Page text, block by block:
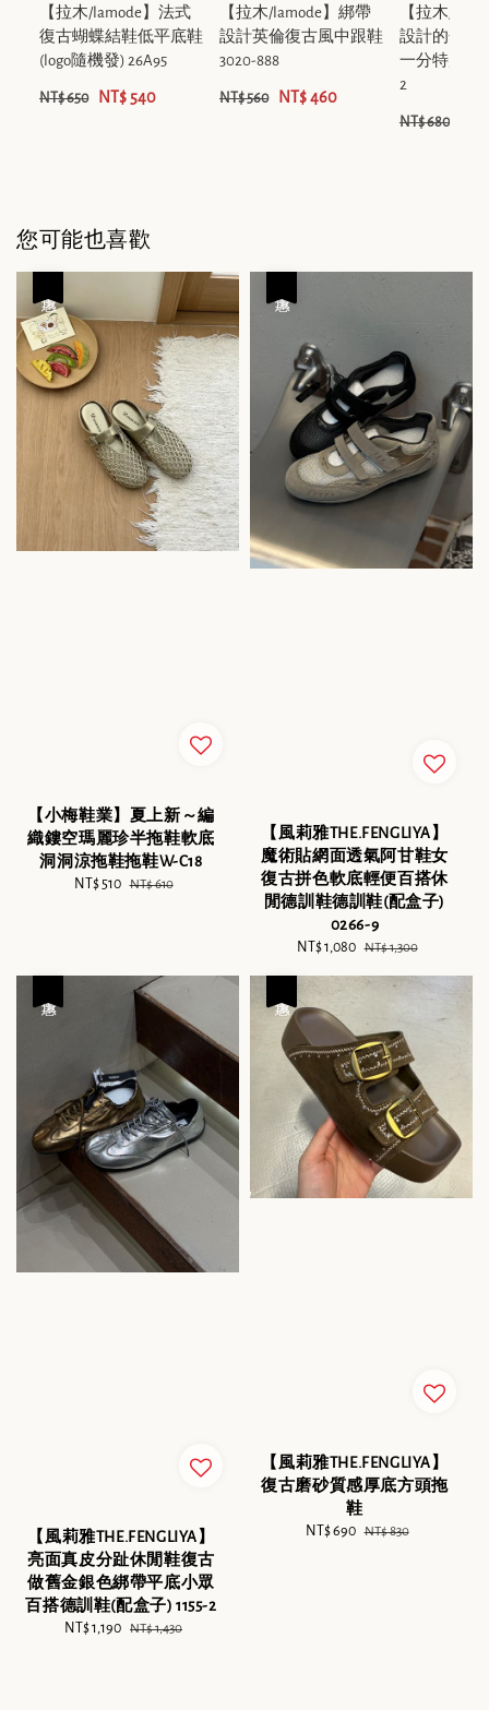
【拉木/lamode】法式
復古蝴蝶結鞋低平底鞋
(logo隨機發) 26A95
NT$ 650 NT$ 540
【拉木/lamode】綁帶
設計英倫復古風中跟鞋
3020-888
NT$ 560 NT$ 460
【拉木/
設計的分趾
一分特別低
2
NT$ 680
您可能也喜歡
【小梅鞋業】夏上新～編
織鏤空瑪麗珍半拖鞋軟底
洞洞涼拖鞋拖鞋W-C18
Sale
NT$ 510 Regular
NT$ 610
【風莉雅THE.FENGLIYA】
魔術貼網面透氣阿甘鞋女
復古拼色軟底輕便百搭休
閒德訓鞋德訓鞋(配盒子)
0266-9
Sale
NT$ 1,080 Regular
NT$ 1,300
【風莉雅THE.FENGLIYA】
亮面真皮分趾休閒鞋復古
做舊金銀色綁帶平底小眾
百搭德訓鞋(配盒子) 1155-2
Sale
NT$ 1,190 Regular
NT$ 1,430
【風莉雅THE.FENGLIYA】
復古磨砂質感厚底方頭拖
鞋
Sale
NT$ 690 Regular
NT$ 830